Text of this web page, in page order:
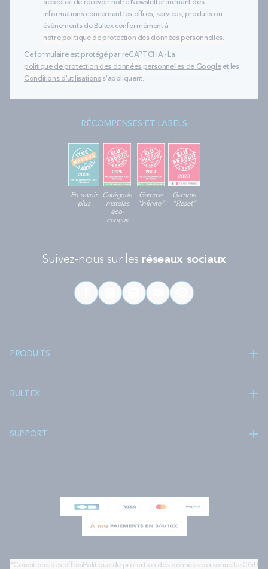
acceptez de recevoir notre Newsletter incluant des
informations concernant les offres, services, produits ou
évènements de Bultex conformément à
notre politique de protection des données personnelles.
Ce formulaire est protégé par reCAPTCHA - La
politique de protection des données personnelles de Googleet les
Conditions d'utilisationss'appliquent.
RÉCOMPENSES ET LABELS
En savoir
plus
Catégorie
matelas
éco-
conçus
Gamme
"Infinite"
Gamme
"Reset"
Suivez-nous sur les réseaux sociaux
PRODUITS
BULTEX
SUPPORT
*Conditions des offresPolitique de protection des données personnellesCGU